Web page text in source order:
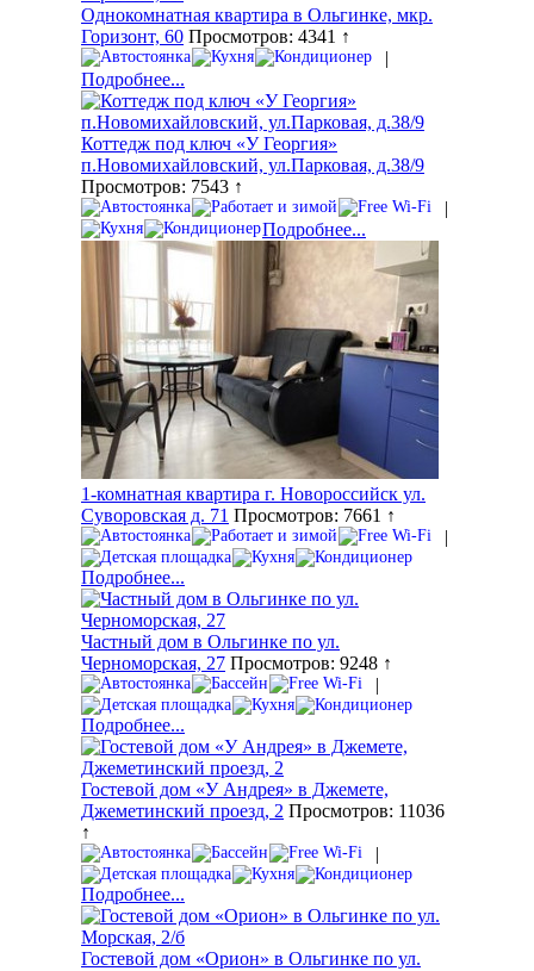
Однокомнатная квартира в Ольгинке, мкр.
Горизонт, 60 Просмотров: 4341 ↑
|
Подробнее...
Коттедж под ключ «У Георгия»
п.Новомихайловский, ул.Парковая, д.38/9
Просмотров: 7543 ↑
|
Подробнее...
1-комнатная квартира г. Новороссийск ул.
Суворовская д. 71 Просмотров: 7661 ↑
|
Подробнее...
Частный дом в Ольгинке по ул.
Черноморская, 27 Просмотров: 9248 ↑
|
Подробнее...
Гостевой дом «У Андрея» в Джемете,
Джеметинский проезд, 2 Просмотров: 11036
↑
|
Подробнее...
Гостевой дом «Орион» в Ольгинке по ул.